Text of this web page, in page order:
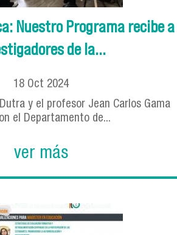
Nuestro Programa recibe a
de la...
18 Oct 2024
y el profesor Jean Carlos Gama
el Departamento de...
ver más